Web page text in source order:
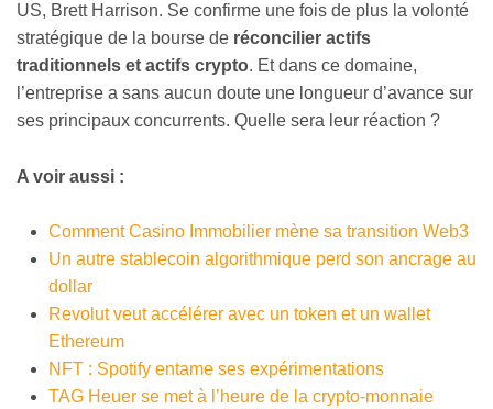
US, Brett Harrison. Se confirme une fois de plus la volonté
stratégique de la bourse de réconcilier actifs
traditionnels et actifs crypto. Et dans ce domaine,
l’entreprise a sans aucun doute une longueur d’avance sur
ses principaux concurrents. Quelle sera leur réaction ?
A voir aussi :
Comment Casino Immobilier mène sa transition Web3
Un autre stablecoin algorithmique perd son ancrage au
dollar
Revolut veut accélérer avec un token et un wallet
Ethereum
NFT : Spotify entame ses expérimentations
TAG Heuer se met à l’heure de la crypto-monnaie